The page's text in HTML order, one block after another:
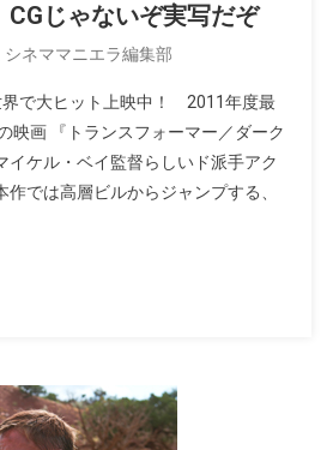
じゃないぞ実写だぞ
シネママニエラ編集部
界で大ヒット上映中！ 2011年度最
映画 『トランスフォーマー／ダーク
イケル・ベイ監督らしいド派手アク
作では高層ビルからジャンプする、